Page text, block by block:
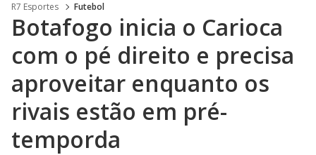
R7 Esportes Futebol
Botafogo inicia o Carioca
com o pé direito e precisa
aproveitar enquanto os
rivais estão em pré-
temporda